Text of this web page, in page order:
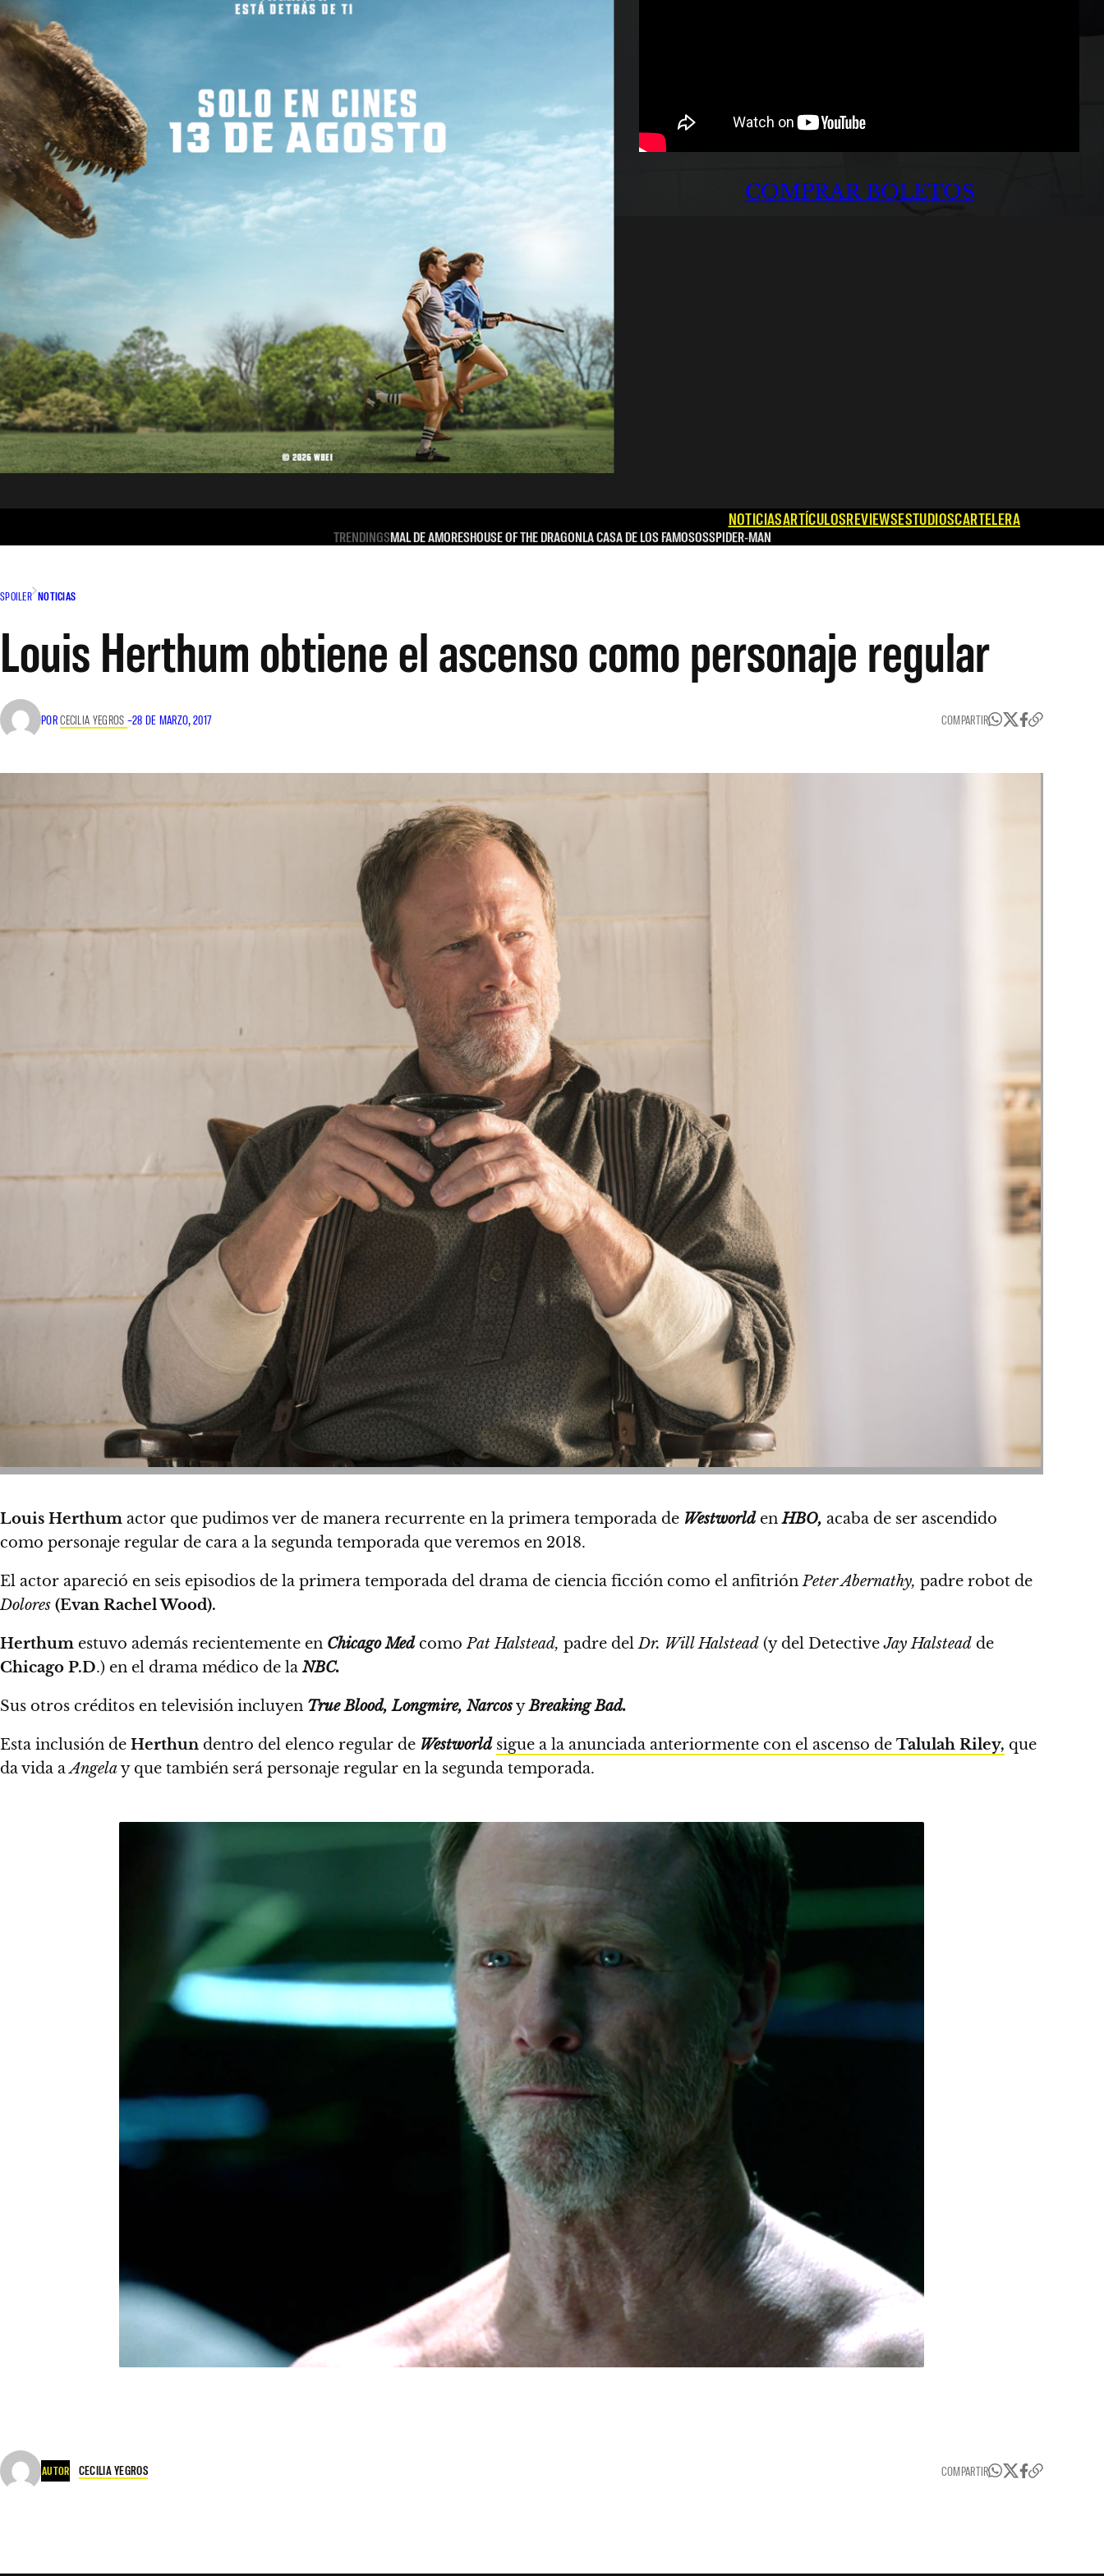
COMPRAR BOLETOS
NOTICIASARTÍCULOSREVIEWSESTUDIOSCARTELERA
TRENDINGSMAL DE AMORESHOUSE OF THE DRAGONLA CASA DE LOS FAMOSOSSPIDER-MAN
SPOILER NOTICIAS
Louis Herthum obtiene el ascenso como personaje regular
PORCECILIA YEGROS –28 DE MARZO, 2017 COMPARTIR
Louis Herthum actor que pudimos ver de manera recurrente en la primera temporada de Westworld enHBO, acaba de ser ascendido
como personaje regular de cara a la segunda temporada que veremos en 2018.
El actor apareció en seis episodios de la primera temporada del drama de ciencia ficción como el anfitriónPeter Abernathy, padre robot de
Dolores (Evan Rachel Wood).
Herthum estuvo además recientemente en Chicago Med comoPat Halstead, padre delDr. Will Halstead (y del DetectiveJay Halstead de
Chicago P.D.) en el drama médico de laNBC.
Sus otros créditos en televisión incluyen True Blood, Longmire, NarcosyBreaking Bad.
Esta inclusión de Herthun dentro del elenco regular de Westworld sigue a la anunciada anteriormente con el ascenso de Talulah Riley, que
da vida aAngelay que también será personaje regular en la segunda temporada.
AUTOR CECILIA YEGROS COMPARTIR